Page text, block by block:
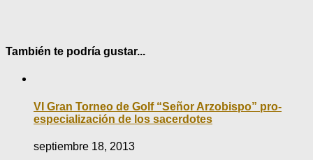
También te podría gustar...
VI Gran Torneo de Golf “Señor Arzobispo” pro-
especialización de los sacerdotes
septiembre 18, 2013